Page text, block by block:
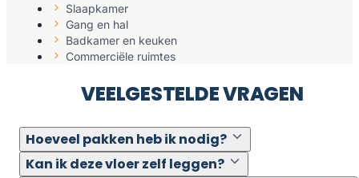
Slaapkamer
Gang en hal
Badkamer en keuken
Commerciële ruimtes
VEELGESTELDE VRAGEN
Hoeveel pakken heb ik nodig?
Kan ik deze vloer zelf leggen?